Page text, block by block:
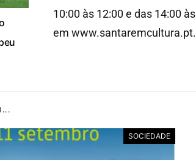
10:00 às 12:00 e das 14:00
em www.santaremcultura.pt.
SOCIEDADE